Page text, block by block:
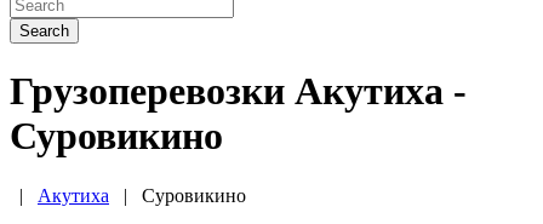
Search
Грузоперевозки Акутиха -
Суровикино
| Акутиха | Суровикино